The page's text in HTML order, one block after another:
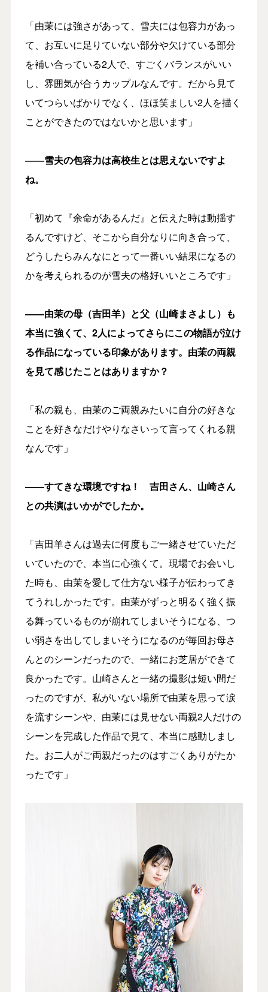
「由茉には強さがあって、雪夫には包容力があっ
て、お互いに足りていない部分や欠けている部分
を補い合っている2人で、すごくバランスがいい
し、雰囲気が合うカップルなんです。だから見て
いてつらいばかりでなく、ほほ笑ましい2人を描く
ことができたのではないかと思います」
――雪夫の包容力は高校生とは思えないですよ
ね。
「初めて『余命があるんだ』と伝えた時は動揺す
るんですけど、そこから自分なりに向き合って、
どうしたらみんなにとって一番いい結果になるの
かを考えられるのが雪夫の格好いいところです」
――由茉の母（吉田羊）と父（山崎まさよし）も
本当に強くて、2人によってさらにこの物語が泣け
る作品になっている印象があります。由茉の両親
を見て感じたことはありますか？
「私の親も、由茉のご両親みたいに自分の好きな
ことを好きなだけやりなさいって言ってくれる親
なんです」
――すてきな環境ですね！ 吉田さん、山崎さん
との共演はいかがでしたか。
「吉田羊さんは過去に何度もご一緒させていただ
いていたので、本当に心強くて。現場でお会いし
た時も、由茉を愛して仕方ない様子が伝わってき
てうれしかったです。由茉がずっと明るく強く振
る舞っているものが崩れてしまいそうになる、つ
い弱さを出してしまいそうになるのが毎回お母さ
んとのシーンだったので、一緒にお芝居ができて
良かったです。山崎さんと一緒の撮影は短い間だ
ったのですが、私がいない場所で由茉を思って涙
を流すシーンや、由茉には見せない両親2人だけの
シーンを完成した作品で見て、本当に感動しまし
た。お二人がご両親だったのはすごくありがたか
ったです」